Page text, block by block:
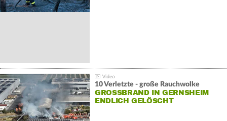
10 Verletzte - große Rauchwolke
GROSSBRAND IN GERNSHEIM E
NDLICH GELÖSCHT